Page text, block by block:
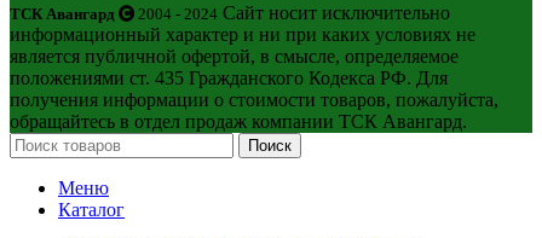
ТСК Авангард 2004 - 2024 Сайт носит исключительно
информационный характер и ни при каких условиях не
является публичной офертой, в смысле, определяемое
положениями ст. 435 Гражданского Кодекса РФ. Для
получения информации о стоимости товаров, пожалуйста,
обращайтесь в отдел продаж компании ТСК Авангард.
Поиск
Меню
Каталог